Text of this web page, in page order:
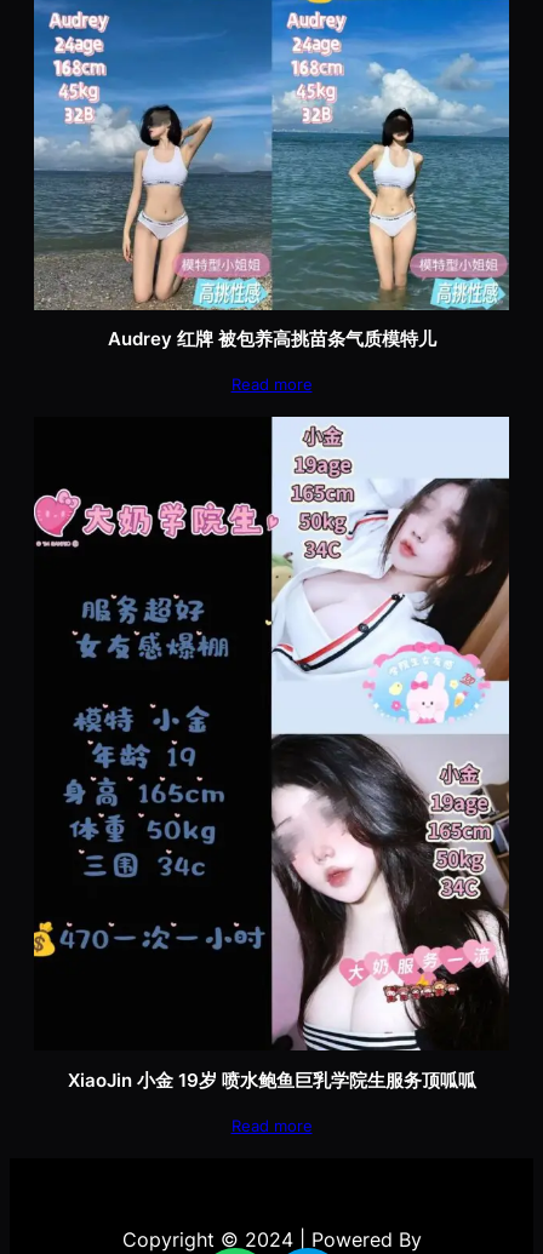
Audrey 红牌 被包养高挑苗条气质模特儿
Read more
XiaoJin 小金 19岁 喷水鲍鱼巨乳学院生服务顶呱呱
Read more
Copyright © 2024 | Powered By